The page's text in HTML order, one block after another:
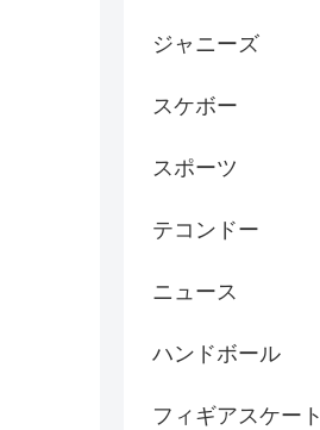
ジャニーズ
スケボー
スポーツ
テコンドー
ニュース
ハンドボール
フィギアスケート